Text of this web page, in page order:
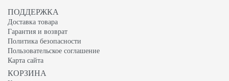
ПОДДЕРЖКА
Доставка товара
Гарантия и возврат
Политика безопасности
Пользовательское соглашение
Карта сайта
КОРЗИНА